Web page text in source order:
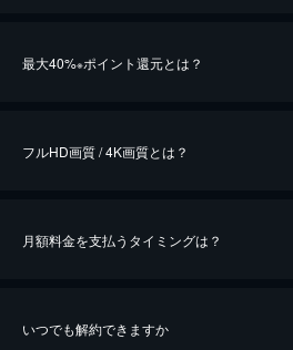
最大40%※ポイント還元とは？
※40％ポイント還元の対象は、クレジットカード決済
フルHD画質 / 4K画質とは？
月額料金を支払うタイミングは？
いつでも解約できますか